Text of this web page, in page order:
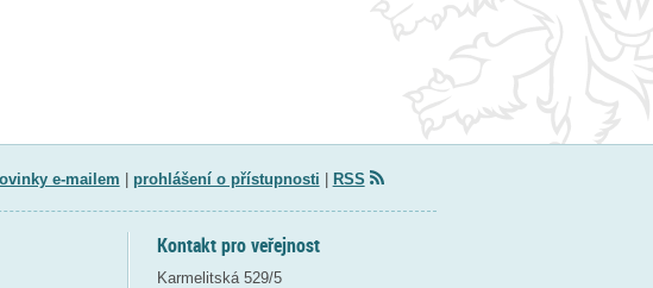
e-mailem prohlášení o přístupnosti RSS
Kontakt pro veřejnost
Karmelitská 529/5